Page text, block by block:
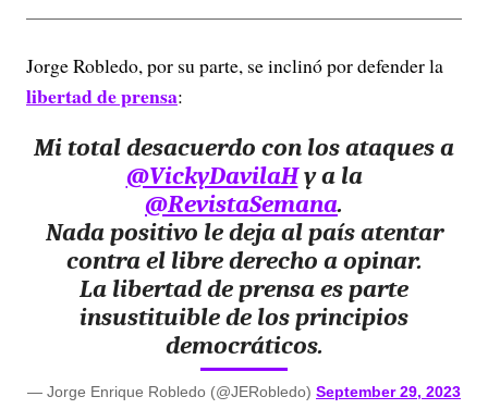
Jorge Robledo, por su parte, se inclinó por defender la
libertad de prensa:
Mi total desacuerdo con los ataques a
@VickyDavilaHy a la
@RevistaSemana.
Nada positivo le deja al país atentar
contra el libre derecho a opinar.
La libertad de prensa es parte
insustituible de los principios
democráticos.
— Jorge Enrique Robledo (@JERobledo) September 29, 2023